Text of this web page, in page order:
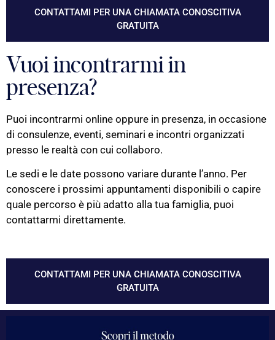
CONTATTAMI PER UNA CHIAMATA CONOSCITIVA
GRATUITA
Vuoi incontrarmi in
presenza?
Puoi incontrarmi online oppure in presenza, in occasione
di consulenze, eventi, seminari e incontri organizzati
presso le realtà con cui collaboro.
Le sedi e le date possono variare durante l’anno. Per
conoscere i prossimi appuntamenti disponibili o capire
quale percorso è più adatto alla tua famiglia, puoi
contattarmi direttamente.
CONTATTAMI PER UNA CHIAMATA CONOSCITIVA
GRATUITA